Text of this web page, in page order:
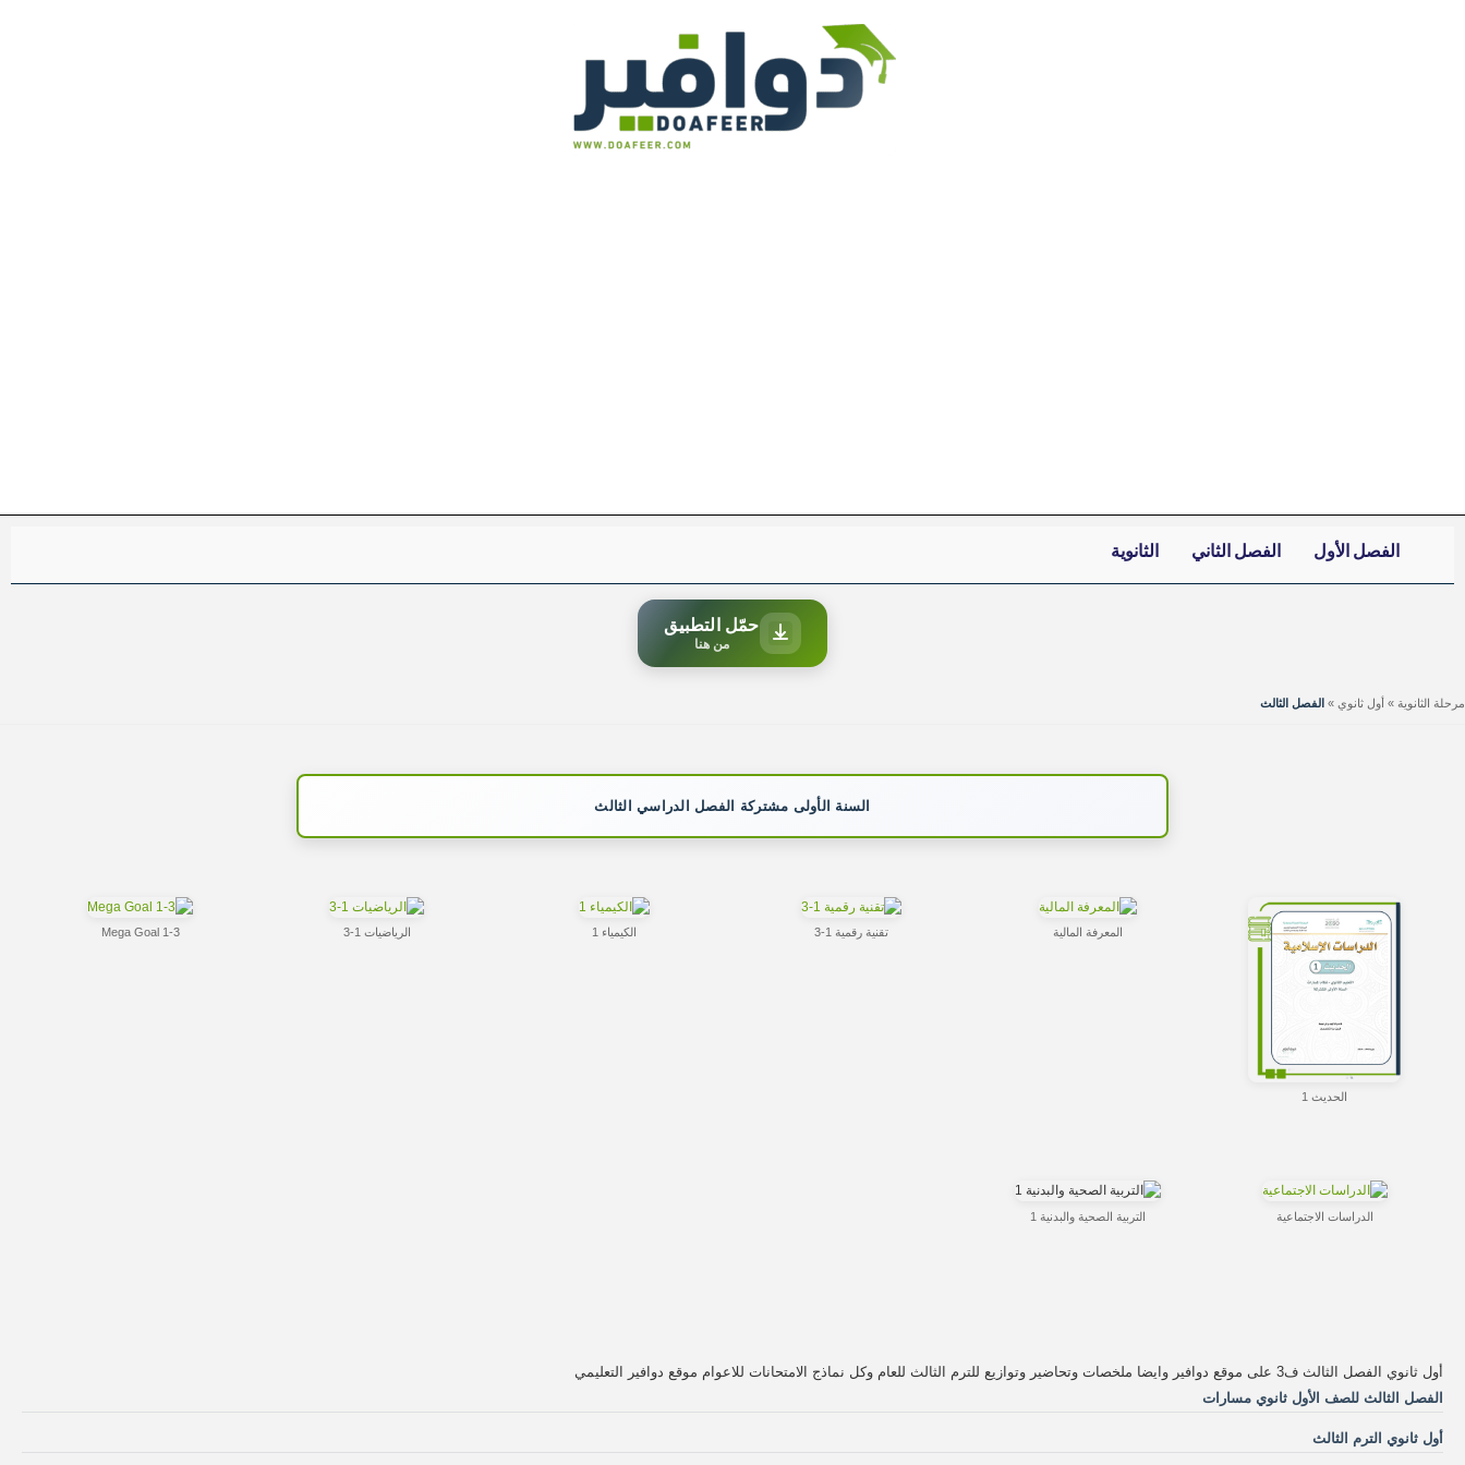
الفصل الأول الفصل الثاني الثانوية
حمّل التطبيق
من هنا
مرحلة الثانوية » أول ثانوي » الفصل الثالث
السنة الأولى مشتركة الفصل الدراسي الثالث
الحديث 1
المعرفة المالية تقنية رقمية 1-3 الكيمياء 1 الرياضيات 1-3 Mega Goal 1-3
الدراسات الاجتماعية التربية الصحية والبدنية 1
أول ثانوي الفصل الثالث ف3 على موقع دوافير وايضا ملخصات وتحاضير وتوازيع للترم الثالث للعام وكل نماذج الامتحانات للاعوام موقع دوافير التعليمي
الفصل الثالث للصف الأول ثانوي مسارات
أول ثانوي الترم الثالث